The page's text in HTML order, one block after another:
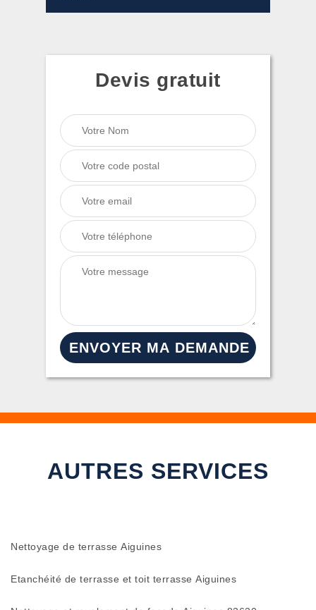
Devis gratuit
AUTRES SERVICES
Nettoyage de terrasse Aiguines
Etanchéité de terrasse et toit terrasse Aiguines